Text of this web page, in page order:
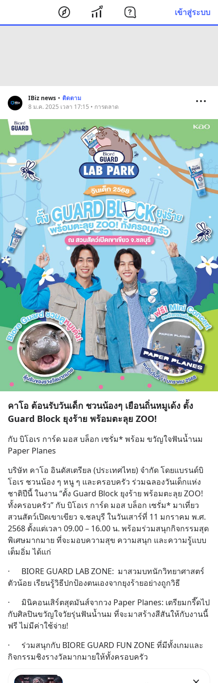
เข้าสู่ระบบ
IBiz news • ติดตาม
8 ม.ค. 2025 เวลา 17:15 • การตลาด
คาโอ ต้อนรับวันเด็ก ชวนน้องๆ เยือนถิ่นหมูเด้ง ตั้ง
Guard Block ยุงร้าย พร้อมตะลุย ZOO!
กับ บิโอเร การ์ด มอส บล็อก เซรั่ม* พร้อม ขวัญใจฟันน้ำนม
Paper Planes
บริษัท คาโอ อินดัสเตรียล (ประเทศไทย) จำกัด โดยแบรนด์บิ
โอเร ชวนน้อง ๆ หนู ๆ และครอบครัว ร่วมฉลองวันเด็กแห่ง
ชาติปีนี้ ในงาน “ตั้ง Guard Block ยุงร้าย พร้อมตะลุย ZOO!
ทั้งครอบครัว” กับ บิโอเร การ์ด มอส บล็อก เซรั่ม* มาเที่ยว
สวนสัตว์เปิดเขาเขียว จ.ชลบุรี ในวันเสาร์ที่ 11 มกราคม พ.ศ.
2568 ตั้งแต่เวลา 09.00 – 16.00 น. พร้อมร่วมสนุกกิจกรรมสุด
พิเศษมากมาย ที่จะมอบความสุข ความสนุก และความรู้แบบ
เต็มอิ่ม ได้แก่
·      BIORE GUARD LAB ZONE:  มาสวมบทนักวิทยาศาสตร์
ตัวน้อย เรียนรู้วิธีปกป้องตนเองจากยุงร้ายอย่างถูกวิธี
·      มินิคอนเสิร์ตสุดมันส์จากวง Paper Planes: เตรียมกรี๊ดไป
กับศิลปินขวัญใจวัยรุ่นฟันน้ำนม ที่จะมาสร้างสีสันให้กับงานนี้
ฟรี ไม่มีค่าใช้จ่าย!
·      ร่วมสนุกกับ BIORE GUARD FUN ZONE ที่มีทั้งเกมและ
กิจกรรมชิงรางวัลมากมายให้ทั้งครอบครัว